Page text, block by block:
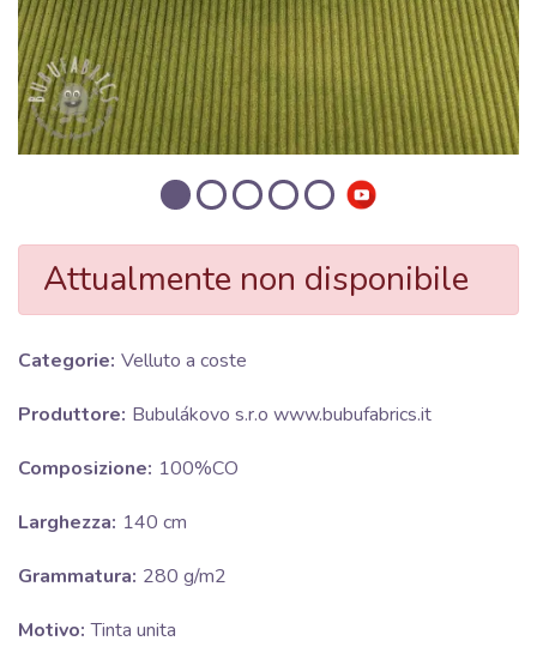
Attualmente non disponibile
Categorie: Velluto a coste
Produttore: Bubulákovo s.r.o www.bubufabrics.it
Composizione: 100%CO
Larghezza: 140 cm
Grammatura: 280 g/m2
Motivo: Tinta unita